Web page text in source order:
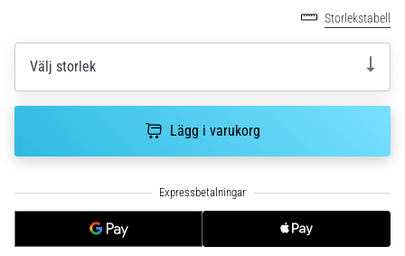
utförs
det
korrekt,
var
9 min. läsning
Storlekstabell
Välj storlek
Lägg i varukorg